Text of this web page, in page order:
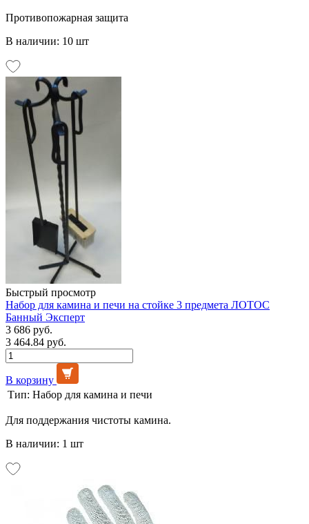
Противопожарная защита
В наличии: 10 шт
Быстрый просмотр
Набор для камина и печи на стойке 3 предмета ЛОТОС
Банный Эксперт
3 686 руб.
3 464.84 руб.
В корзину
Тип: Набор для камина и печи
Для поддержания чистоты камина.
В наличии: 1 шт